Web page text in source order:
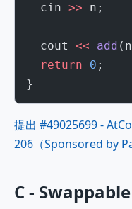
  cin
>> n;
  cout
<< add
  return
0 ;
}
提出 #49025699 -
206（Sponsored by
C - Swappable